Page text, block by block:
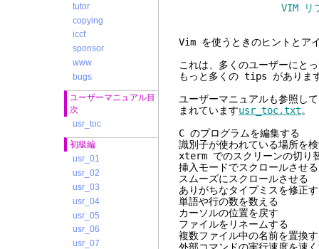
tutor
copying
iccf
sponsor
www
bugs
ユーザーマニュアル目
次
usr_toc
初級編
usr_01
usr_02
usr_03
usr_04
usr_05
usr_06
usr_07
VIM リファレンス
Vim を使うと
これは、多くのユーザーにと
もっと多くの tips がありま
ユーザーマニュアルも参照し
まれていますusr_toc.txt。
C のプログラ
識別子が使われてい
xterm でのスクリ
挿入モードでス
スムーズにス
ありがちなタイプ
単語や行の
カーソルの
ファイルを
複数ファイル中の